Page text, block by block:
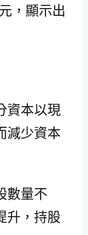
，顯示出
資本以現
減少資本
數量不
升，持股